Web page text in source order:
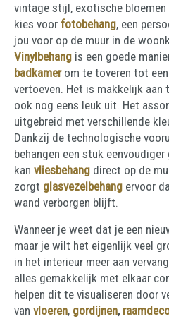
vintage stijl, exotische
kies voor fotobehang, een
jou voor op de muur in de
Vinylbehang is een goede
badkamer om te toveren tot
vertoeven. Het is makkelijk aan
ook nog eens leuk uit. Het
uitgebreid met verschillende
Dankzij de technologische
behangen een stuk
kan vliesbehang direct op de
zorgt glasvezelbehang ervoor
wand verborgen blijft.
Wanneer je weet dat je een
maar je wilt het eigenlijk veel
in het interieur meer aan
alles gemakkelijk met elkaar
helpen dit te visualiseren door
van vloeren, gordijnen,